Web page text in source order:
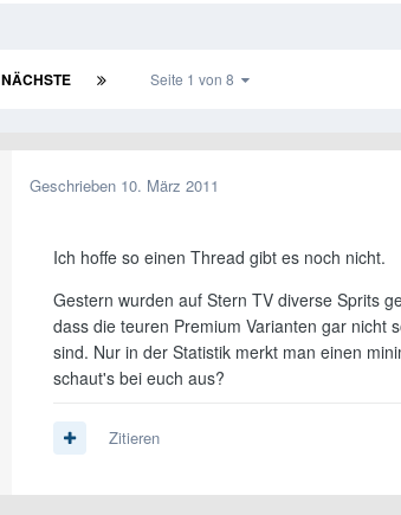
NÄCHSTE Seite 1 von 8
Geschrieben 10. März 2011
Ich hoffe so einen Thread gibt es noch nicht.
Gestern wurden auf Stern TV diverse Sprits
dass die teuren Premium Varianten gar nicht
sind. Nur in der Statistik merkt man einen
schaut's bei euch aus?
Zitieren